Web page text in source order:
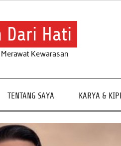
Dari Hati
Kewarasan
TENTANG SAYA KARYA &